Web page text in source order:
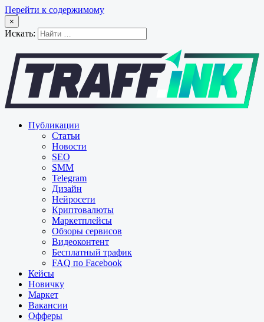
Перейти к содержимому
×
Искать:
Публикации
Статьи
Новости
SEO
SMM
Telegram
Дизайн
Нейросети
Криптовалюты
Маркетплейсы
Обзоры сервисов
Видеоконтент
Бесплатный трафик
FAQ по Facebook
Кейсы
Новичку
Маркет
Вакансии
Офферы